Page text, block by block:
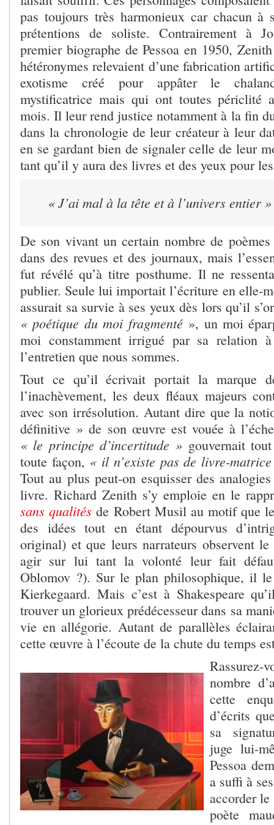
pas toujours très harmonieux car chacun à
prétentions de soliste. Contrairement à
premier biographe de Pessoa en 1950,
hétéronymes relevaient d’une fabrication
exotisme créé pour appâter le
mystificatrice mais qui ont toutes périclité
mois. Il leur rend justice notamment à la fin
dans la chronologie de leur créateur à leur
en se gardant bien de signaler celle de leur
tant qu’il y aura des livres et des yeux pour
« J’ai mal à la tête et à l’univers entier »
De son vivant un certain nombre de
dans des revues et des journaux, mais
fut révélé qu’à titre posthume. Il ne
publier. Seule lui importait l’écriture en elle-
assurait sa survie à ses yeux dès lors qu’il
« poétique du moi fragmenté», un moi
moi constamment irrigué par sa relation
l’entretien que nous sommes.
Tout ce qu’il écrivait portait la marque
l’inachèvement, les deux fléaux majeurs
avec son irrésolution. Autant dire que la
définitive » de son œuvre est vouée à
« le principe d’incertitude » gouvernait
toute façon, « il n’existe pas de livre-
Tout au plus peut-on esquisser des
livre. Richard Zenith s’y emploie en le
sans qualités de Robert Musil au motif que
des idées tout en étant dépourvus
original) et que leurs narrateurs observent
agir sur lui tant la volonté leur fait
Oblomov ?). Sur le plan philosophique, il
Kierkegaard. Mais c’est à Shakespeare
trouver un glorieux prédécesseur dans sa
vie en allégorie. Autant de parallèles
cette œuvre à l’écoute de la chute du temps
nombre
cette
d’écrits
sa
juge lui-
Pessoa
a suffi à
accorder
poète